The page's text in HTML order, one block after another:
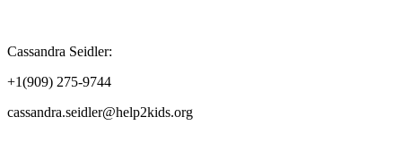
Cassandra Seidler:
+1(909) 275-9744
cassandra.seidler@help2kids.org